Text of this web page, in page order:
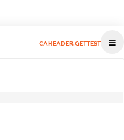
CAHEADER.GETTEST